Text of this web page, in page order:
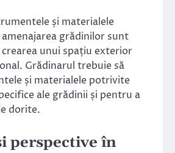
și materialele
grădinilor sunt
unui spațiu exterior
Grădinarul trebuie să
și materialele potrivite
ale grădinii și pentru a
dorite.
perspective în